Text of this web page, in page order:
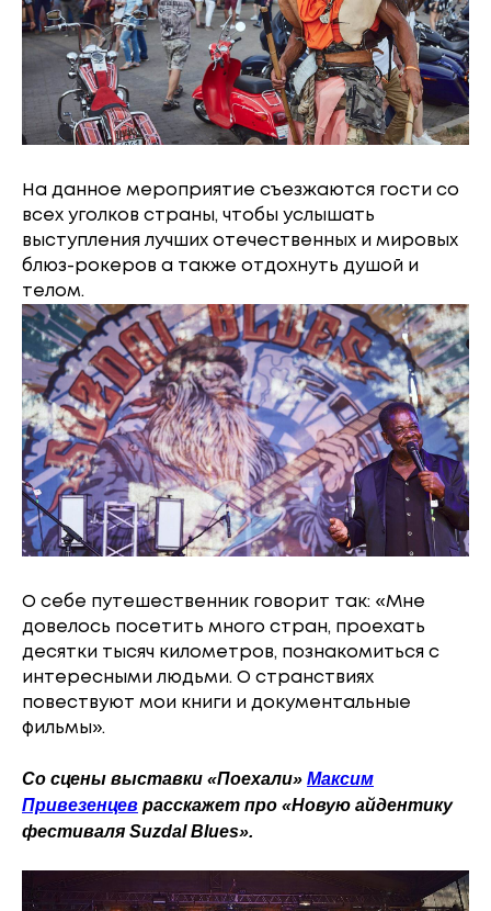
На данное мероприятие съезжаются гости со
всех уголков страны, чтобы услышать
выступления лучших отечественных и мировых
блюз-рокеров а также отдохнуть душой и
телом.
О себе путешественник говорит так: «Мне
довелось посетить много стран, проехать
десятки тысяч километров, познакомиться с
интересными людьми. О странствиях
повествуют мои книги и документальные
фильмы».
Со сцены выставки «Поехали» Максим
Привезенцев расскажет про «Новую айдентику
фестиваля Suzdal Blues».